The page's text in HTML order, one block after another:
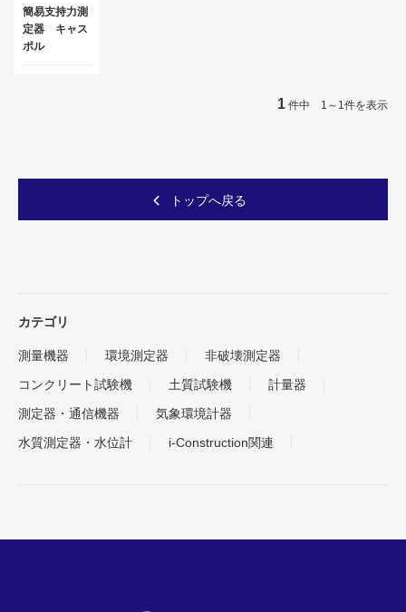
簡易支持力測
定器 キャス
ポル
1 件中 1～1件を表示
トップへ戻る
カテゴリ
測量機器 環境測定器
非破壊測定器
コンクリート試験機
土質試験機
計量器
測定器・通信機器
気象環境計器
水質測定器・水位計
i-Construction関連